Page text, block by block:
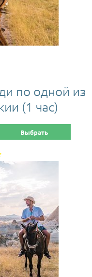
по одной из
(1 час)
Выбрать